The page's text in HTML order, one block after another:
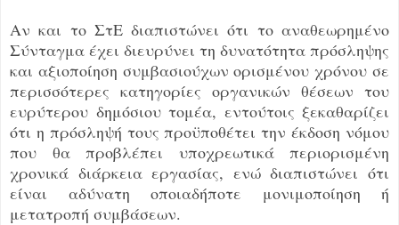
Αν και το ΣτΕ διαπιστώνει ότι το αναθεωρημένο
Σύνταγμα έχει διευρύνει τη δυνατότητα πρόσληψης
και αξιοποίηση συμβασιούχων ορισμένου χρόνου σε
περισσότερες κατηγορίες οργανικών θέσεων του
ευρύτερου δημόσιου τομέα, εντούτοις ξεκαθαρίζει
ότι η πρόσληψή τους προϋποθέτει την έκδοση νόμου
που θα προβλέπει υποχρεωτικά περιορισμένη
χρονικά διάρκεια εργασίας, ενώ διαπιστώνει ότι
είναι αδύνατη οποιαδήποτε μονιμοποίηση ή
μετατροπή συμβάσεων.